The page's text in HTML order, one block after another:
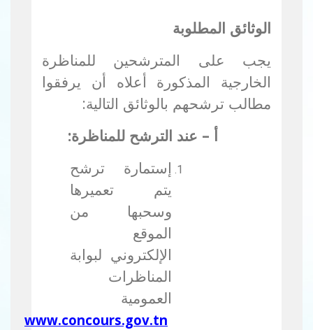
الوثائق المطلوبة
يجب على المترشحين للمناظرة
الخارجية المذكورة أعلاه أن يرفقوا
مطالب ترشحهم بالوثائق التالية:
أ – عند الترشح للمناظرة:
إستمارة ترشح
يتم تعميرها
وسحبها من
الموقع
الإلكتروني لبوابة
المناظرات
العمومية
www.concours.gov.tn